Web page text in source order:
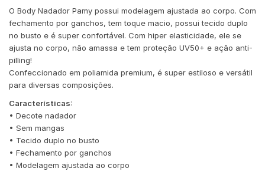
O Body Nadador Pamy possui modelagem ajustada ao corpo. Com
fechamento por ganchos, tem toque macio, possui tecido duplo
no busto e é super confortável. Com hiper elasticidade, ele se
ajusta no corpo, não amassa e tem proteção UV50+ e ação anti-
pilling!
Confeccionado em poliamida premium, é super estiloso e versátil
para diversas composições.
Características:
• Decote nadador
• Sem mangas
• Tecido duplo no busto
• Fechamento por ganchos
• Modelagem ajustada ao corpo